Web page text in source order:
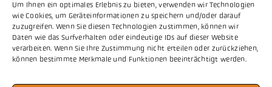
Um Ihnen ein optimales Erlebnis zu bieten, verwenden wir Technologien
wie Cookies, um Geräteinformationen zu speichern und/oder darauf
zuzugreifen. Wenn Sie diesen Technologien zustimmen, können wir
Daten wie das Surfverhalten oder eindeutige IDs auf dieser Website
verarbeiten. Wenn Sie Ihre Zustimmung nicht erteilen oder zurückziehen,
können bestimmte Merkmale und Funktionen beeinträchtigt werden.
Bundes-Arbeitsgemeinschaft
der Kommunalen IT-Dienstleister e.V.
Charlottenstraße 65
10117 Berlin